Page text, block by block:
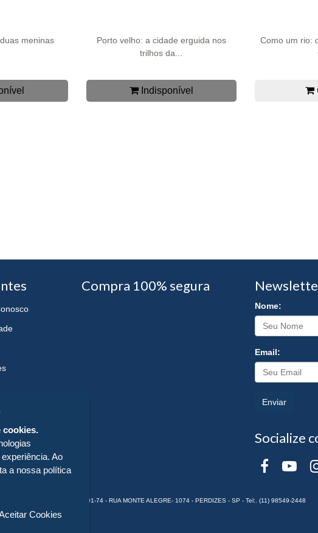
meninas
Porto velho: a cidade erguida nos
trilhos da...
Indisponível
Como um rio:
Compra 100% segura
Nome:
Email:
Enviar
Socialize
- CNPJ n° 43.003.409/0001-74 - RUA MONTE ALEGRE- 1074 - PERDIZES - SP - Tel:. (11) 98549-2448
cookies.
Ao
a nossa política
Cookies